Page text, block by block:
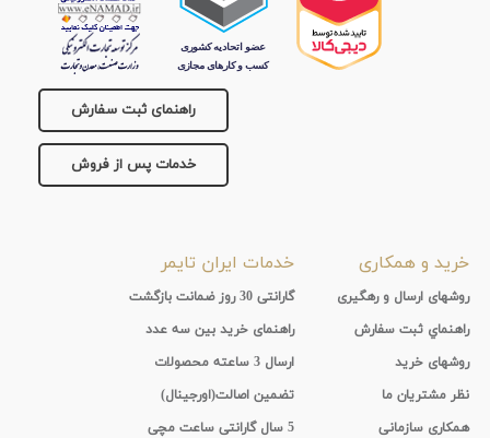
بیشتر...
راهنمای ثبت سفارش
خدمات پس از فروش
خرید و همکاری
روشهای ارسال و رهگیری
راهنماي ثبت سفارش
روشهای خرید
نظر مشتریان ما
همکاری سازمانی
خدمات ایران تایمر
گارانتی 30 روز ضمانت بازگشت
راهنمای خرید بین سه عدد
ارسال 3 ساعته محصولات
تضمین اصالت(اورجینال)
5 سال گارانتی ساعت مچی